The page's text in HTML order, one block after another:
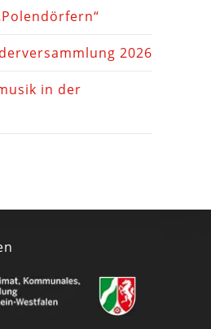
2026
in der